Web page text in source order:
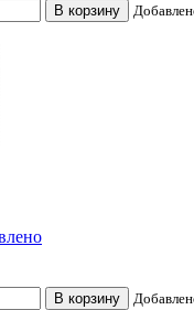
В корзину
В корзину